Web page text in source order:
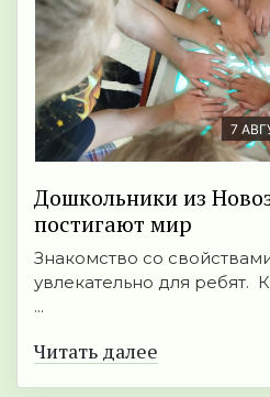
7
Дошкольники из
постигают мир
Знакомство со
увлекательно для ребят.
...
Читать далее